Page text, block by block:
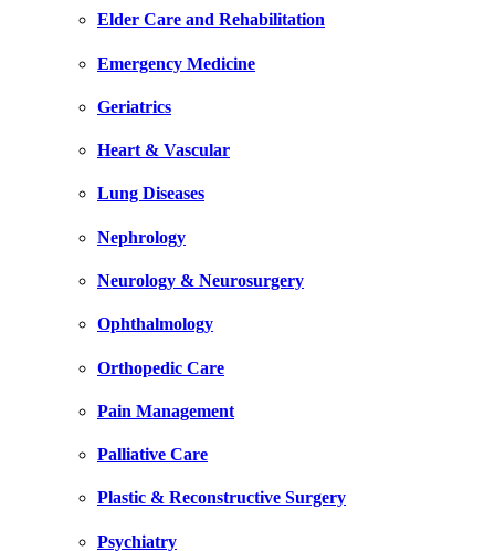
Elder Care and Rehabilitation
Emergency Medicine
Geriatrics
Heart & Vascular
Lung Diseases
Nephrology
Neurology & Neurosurgery
Ophthalmology
Orthopedic Care
Pain Management
Palliative Care
Plastic & Reconstructive Surgery
Psychiatry